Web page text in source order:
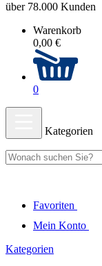
über 78.000 Kunden
Warenkorb
0,00 €
0
Kategorien
Favoriten
Mein Konto
Kategorien